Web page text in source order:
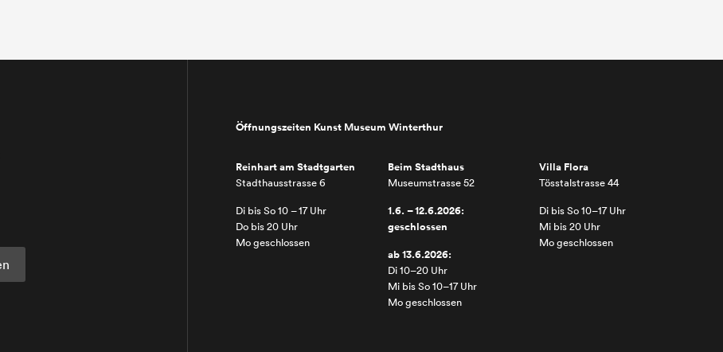
Öffnungszeiten Kunst Museum Winterthur
Reinhart am Stadtgarten
Stadthausstrasse 6
Di bis So 10 – 17 Uhr
Do bis 20 Uhr
Mo geschlossen
Beim Stadthaus
Museumstrasse 52
1.6. – 12.6.2026:
geschlossen
ab 13.6.2026:
Di 10–20 Uhr
Mi bis So 10–17 Uhr
Mo geschlossen
Villa Flora
Tösstalstrasse 44
Di bis So 10–17 Uhr
Mi bis 20 Uhr
Mo geschlossen